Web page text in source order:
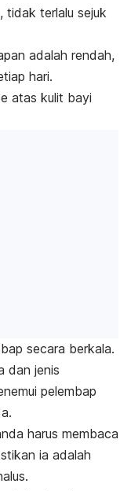
tidak terlalu sejuk
adalah rendah,
hari.
atas kulit bayi
secara berkala.
dan jenis
pelembap
harus membaca
ia adalah